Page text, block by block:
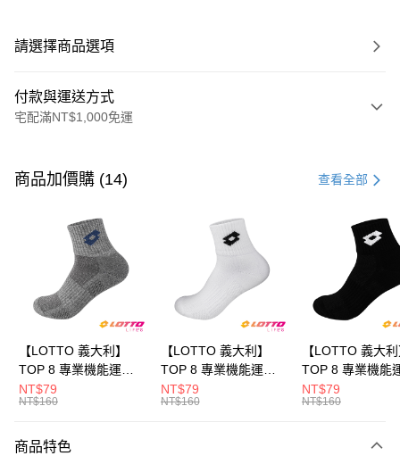
請選擇商品選項
付款與運送方式
宅配滿NT$1,000免運
信用卡一次付款
Apple Pay
悠遊付
ATM付款
付款後全家取貨
商品加價購 (14) 查看全部
【LOTTO 義大利】
TOP 8 專業機能運動
襪-加大款(灰藍-
LT9CMW8308)
NT$79
NT$160
【LOTTO 義大利】
TOP 8 專業機能運動
襪-加大款(白/黑-
LT9CMW8309)
NT$79
NT$160
【LOTTO 義大
TOP 8 專業機能
襪-加大款(黑/白-
LT9CMW8300)
NT$79
NT$160
商品特色